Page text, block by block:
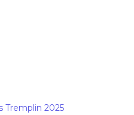
Tremplin 2025